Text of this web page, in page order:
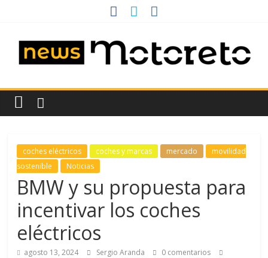
News
Motoreto
Noticias
de
coches
ocasión
coches eléctricos coches y marcas mercado
movilidad
sostenible
Noticias
BMW y su propuesta para
incentivar los coches
eléctricos
agosto 13, 2024 Sergio Aranda
0 comentarios